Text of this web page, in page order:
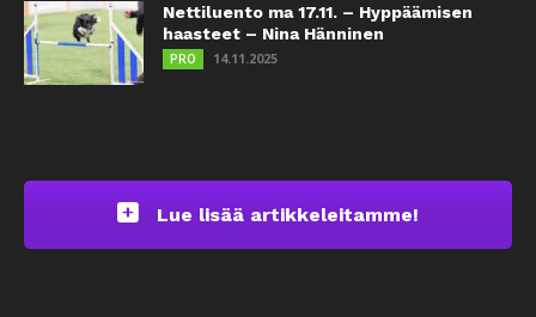
Nettiluento ma 17.11. – Hyppäämisen
haasteet – Nina Hänninen
PRO 14.11.2025
Lue lisää artikkeleitamme!